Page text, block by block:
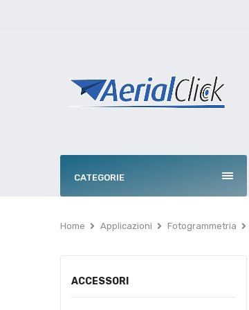
CATEGORIE
Home Applicazioni Fotogrammetria
ACCESSORI